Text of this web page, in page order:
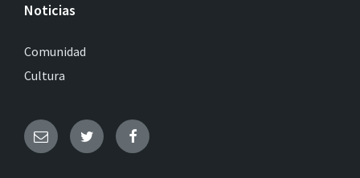
Noticias
Comunidad
Cultura